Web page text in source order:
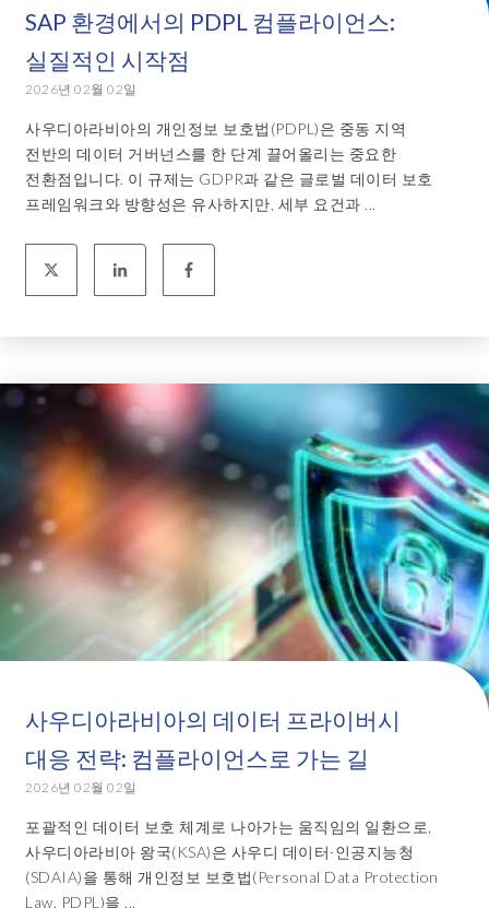
SAP 환경에서의 PDPL 컴플라이언스:
실질적인 시작점
2026년 02월 02일
사우디아라비아의 개인정보 보호법(PDPL)은 중동 지역
전반의 데이터 거버넌스를 한 단계 끌어올리는 중요한
전환점입니다. 이 규제는 GDPR과 같은 글로벌 데이터 보호
프레임워크와 방향성은 유사하지만, 세부 요건과 ...
사우디아라비아의 데이터 프라이버시
대응 전략: 컴플라이언스로 가는 길
2026년 02월 02일
포괄적인 데이터 보호 체계로 나아가는 움직임의 일환으로,
사우디아라비아 왕국(KSA)은 사우디 데이터·인공지능청
(SDAIA)을 통해 개인정보 보호법(Personal Data Protection
Law, PDPL)을 ...